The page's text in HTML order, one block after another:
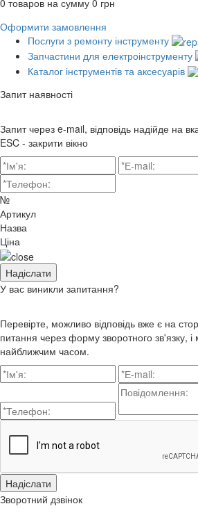
Оформити замовлення
Послуги з ремонту інструменту
Запчастини для електроінструменту
Каталог інструментів та аксесуарів
Запит наявності
Запит через e-mail, відповідь надійде на
ESC - закрити вікно
№
Артикул
Назва
Ціна
У вас виникли запитання?
Перевірте, можливо відповідь вже є на
питання через форму зворотного зв'язку,
найближчим часом.
Зворотний дзвінок